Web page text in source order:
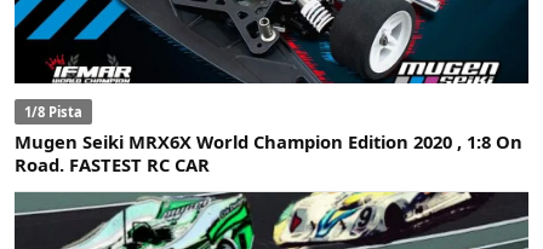
1/8 Pista
Mugen Seiki MRX6X World Champion Edition 2020 , 1:8 On
Road. FASTEST RC CAR